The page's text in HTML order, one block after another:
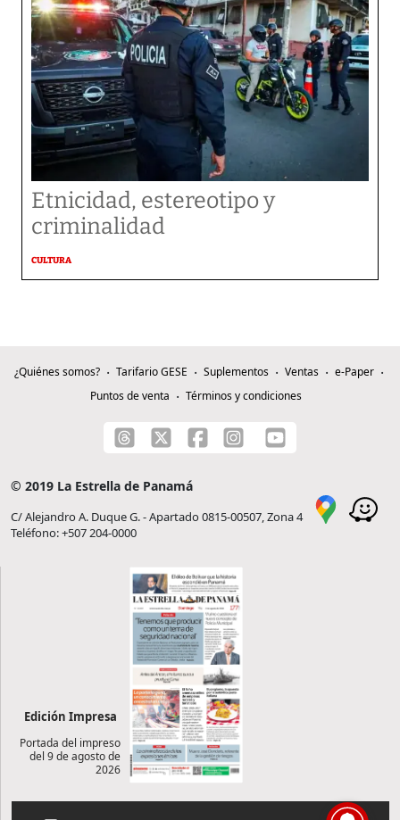
Etnicidad, estereotipo y
criminalidad
CULTURA
¿Quiénes somos? Tarifario GESE Suplementos Ventas
e-Paper
Puntos de venta
Términos y condiciones
© 2019 La Estrella de Panamá
C/ Alejandro A. Duque G. - Apartado 0815-00507, Zona 4
Teléfono: +507 204-0000
Edición Impresa
Portada del impreso
del 9 de agosto de
2026